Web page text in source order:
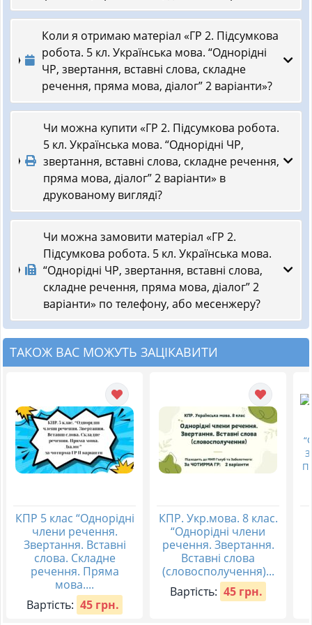
Коли я отримаю матеріал «ГР 2. Підсумкова
робота. 5 кл. Українська мова. “Однорідні
ЧР, звертання, вставні слова, складне
речення, пряма мова, діалог” 2 варіанти»?
Чи можна купити «ГР 2. Підсумкова робота.
5 кл. Українська мова. “Однорідні ЧР,
звертання, вставні слова, складне речення,
пряма мова, діалог” 2 варіанти» в
друкованому вигляді?
Чи можна замовити матеріал «ГР 2.
Підсумкова робота. 5 кл. Українська мова.
“Однорідні ЧР, звертання, вставні слова,
складне речення, пряма мова, діалог” 2
варіанти» по телефону, або месенжеру?
ТАКОЖ ВАС МОЖУТЬ ЗАЦІКАВИТИ
КПР 5 клас “Однорідні
члени речення.
Звертання. Вставні
слова. Складне
речення. Пряма
мова....
Вартість: 45 грн.
КПР. Укр.мова. 8 клас.
“Однорідні члени
речення. Звертання.
Вставні слова
(словосполучення)...
Вартість: 45 грн.